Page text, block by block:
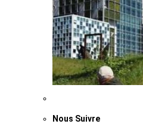
Nous Suivre